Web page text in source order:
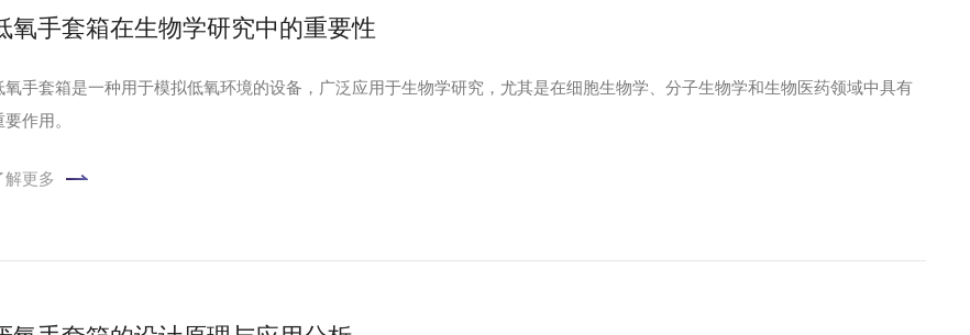
氧手套箱在生物学研究中的重要性
氧手套箱是一种用于模拟低氧环境的设备，广泛应用于生物学研究，尤其是在细胞生物学、分子生物学和生物医药领域中具有
要作用。
解更多